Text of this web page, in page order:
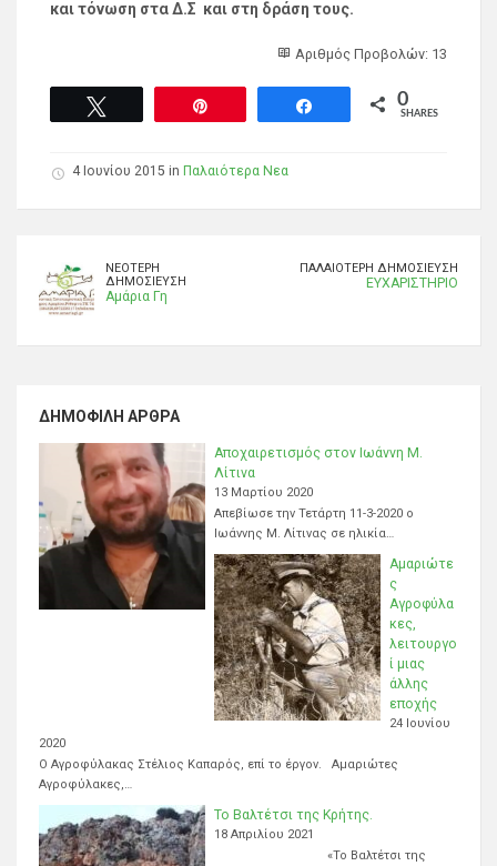
και τόνωση στα Δ.Σ και στη δράση τους.
Αριθμός Προβολών: 13
0
SHARES
4 Ιουνίου 2015 in Παλαιότερα Νεα
ΝΕΌΤΕΡΗ
ΔΗΜΟΣΊΕΥΣΗ
Αμάρια Γη
ΠΑΛΑΙΌΤΕΡΗ ΔΗΜΟΣΊΕΥΣΗ
ΕΥΧΑΡΙΣΤΗΡΙΟ
ΔΗΜΟΦΙΛΉ ΆΡΘΡΑ
Αποχαιρετισμός στον Ιωάννη Μ.
Λίτινα
13 Μαρτίου 2020
Απεβίωσε την Τετάρτη 11-3-2020 ο
Ιωάννης Μ. Λίτινας σε ηλικία…
Αμαριώτε
ς
Αγροφύλα
κες,
λειτουργο
ί μιας
άλλης
εποχής
24 Ιουνίου
2020
Ο Αγροφύλακας Στέλιος Καπαρός, επί το έργον. Αμαριώτες
Αγροφύλακες,…
Το Βαλτέτσι της Κρήτης.
18 Απριλίου 2021
«Το Βαλτέτσι της